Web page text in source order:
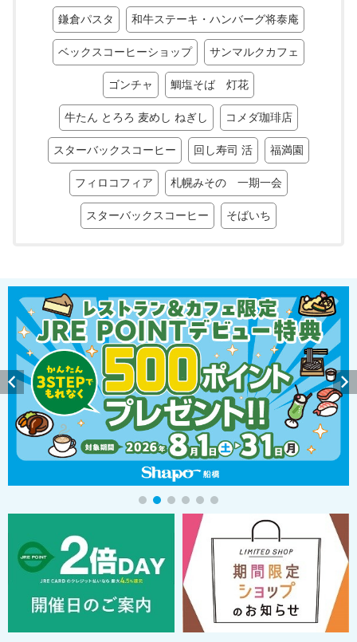
鎌倉パスタ 和牛ステーキ・ハンバーグ将泰庵
ベックスコーヒーショップ サンマルクカフェ
ゴンチャ 鯛塩そば 灯花
牛たん とろろ 麦めし ねぎし コメダ珈琲店
スターバックスコーヒー 回し寿司 活 福満園
フィロコフィア 札幌みその 一期一会
スターバックスコーヒー そばいち